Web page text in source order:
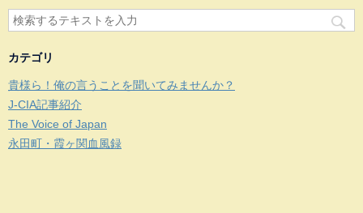
カテゴリ
貴様ら！俺の言うことを聞いてみませんか？
J-CIA記事紹介
The Voice of Japan
永田町・霞ヶ関血風録